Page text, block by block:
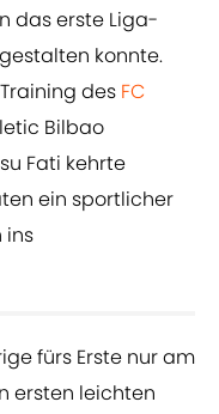
das erste Liga-
konnte.
des FC
Bilbao
Fati kehrte
ein sportlicher
ins
fürs Erste nur am
ersten leichten